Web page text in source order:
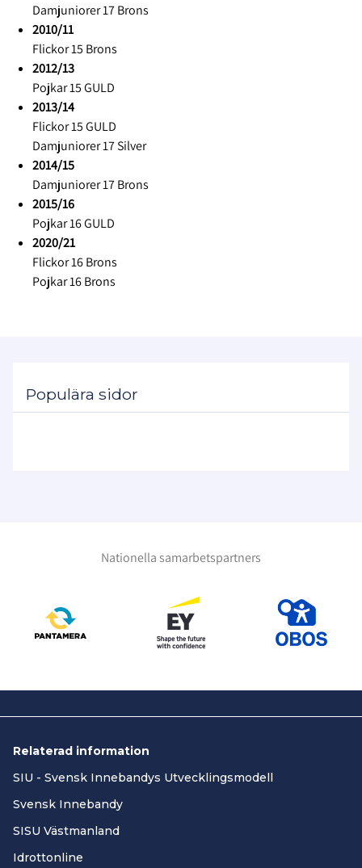
Damjuniorer 17 Brons
2010/11
Flickor 15 Brons
2012/13
Pojkar 15 GULD
2013/14
Flickor 15 GULD
Damjuniorer 17 Silver
2014/15
Damjuniorer 17 Brons
2015/16
Pojkar 16 GULD
2020/21
Flickor 16 Brons
Pojkar 16 Brons
Populära sidor
Nationella samarbetspartners
Relaterad information
SIU - Svensk Innebandys Utvecklingsmodell
Svensk Innebandy
SISU Västmanland
Idrottonline